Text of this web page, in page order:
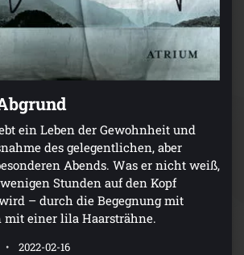
ein Leben der Gewohnheit und
des gelegentlichen, aber
Abends. Was er nicht weiß,
Stunden auf den Kopf
– durch die Begegnung mit
mit einer lila Haarsträhne.
2022-02-16